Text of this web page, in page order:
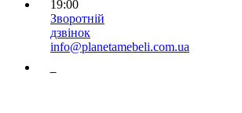
19:00
Зворотній
дзвінок
info@planetamebeli.com.ua